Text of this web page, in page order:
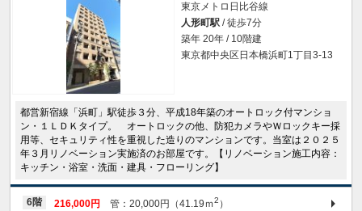
東京メトロ日比谷線
人形町駅 / 徒歩7分
築年 20年 / 10階建
東京都中央区日本橋浜町1丁目3-13
都営新宿線「浜町」駅徒歩３分、平成18年築のオートロック付マンショ
ン・１ＬＤＫタイプ。 オートロックの他、防犯カメラやＷロックキー採
用等、セキュリティ性を重視した造りのマンションです。当室は２０２５
年３月リノベーション実施済のお部屋です。【リノベーション施工内容：
キッチン・浴室・洗面・建具・フローリング】
6階 216,000円 管：20,000円（41.19ｍ2 ）